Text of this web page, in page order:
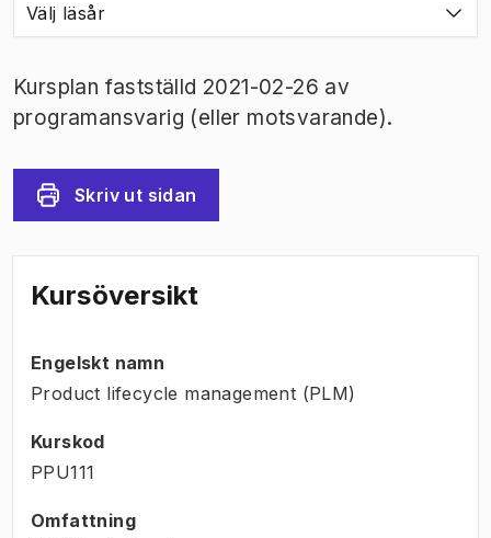
Välj läsår
Kursplan fastställd 2021-02-26 av
programansvarig (eller motsvarande).
Skriv ut sidan
Kursöversikt
Engelskt namn
Product lifecycle management (PLM)
Kurskod
PPU111
Omfattning